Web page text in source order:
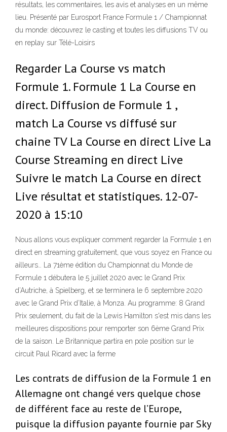
résultats, les commentaires, les avis et analyses en un même
lieu. Présenté par Eurosport France Formule 1 / Championnat
du monde: découvrez le casting et toutes les diffusions TV ou
en replay sur Télé-Loisirs
Regarder La Course vs match
Formule 1. Formule 1 La Course en
direct. Diffusion de Formule 1 ,
match La Course vs diffusé sur
chaine TV La Course en direct Live La
Course Streaming en direct Live
Suivre le match La Course en direct
Live résultat et statistiques. 12-07-
2020 à 15:10
Nous allons vous expliquer comment regarder la Formule 1 en
direct en streaming gratuitement, que vous soyez en France ou
ailleurs… La 71ème édition du Championnat du Monde de
Formule 1 débutera le 5 juillet 2020 avec le Grand Prix
d’Autriche, à Spielberg, et se terminera le 6 septembre 2020
avec le Grand Prix d’Italie, à Monza. Au programme: 8 Grand
Prix seulement, du fait de la Lewis Hamilton s'est mis dans les
meilleures dispositions pour remporter son 6ème Grand Prix
de la saison. Le Britannique partira en pole position sur le
circuit Paul Ricard avec la ferme
Les contrats de diffusion de la Formule 1 en
Allemagne ont changé vers quelque chose
de différent face au reste de l’Europe,
puisque la diffusion payante fournie par Sky